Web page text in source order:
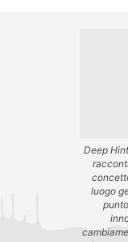
Deep
luogo